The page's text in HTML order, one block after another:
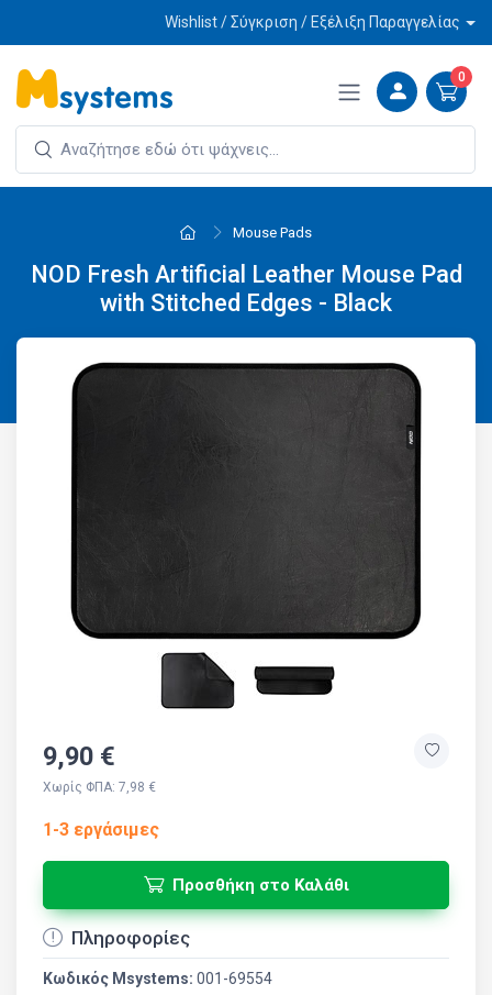
Wishlist / Σύγκριση / Εξέλιξη Παραγγελίας
0
Mouse Pads
NOD Fresh Artificial Leather Mouse Pad
with Stitched Edges - Black
9,90 €
Χωρίς ΦΠΑ: 7,98 €
1-3 εργάσιμες
Προσθήκη στο Καλάθι
Πληροφορίες
Κωδικός Msystems: 001-69554